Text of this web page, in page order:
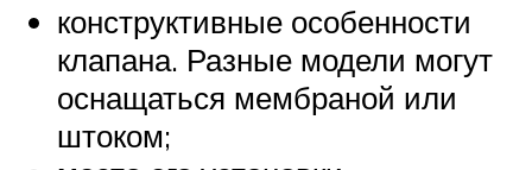
конструктивные особенности
клапана. Разные модели могут
оснащаться мембраной или
штоком;